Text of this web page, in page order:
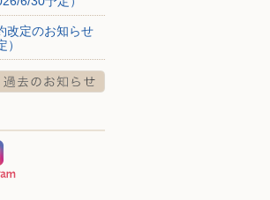
改定のお知らせ
）